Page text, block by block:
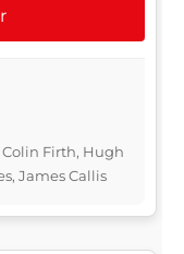
Firth, Hugh
James Callis